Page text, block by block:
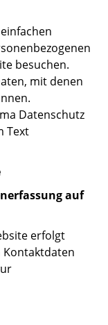
besuchen.
mit denen
Datenschutz
Text
auf
erfolgt
Kontaktdaten